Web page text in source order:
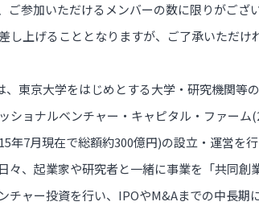
参加いただけるメンバーの数に限りがござ
上げることとなりますが、ご了承いただけ
東京大学をはじめとする大学・研究機関等
ショナルベンチャー・キャピタル・ファーム
年7月現在で総額約300億円)の設立・運営を
、起業家や研究者と一緒に事業を「共同創
チャー投資を行い、IPOやM&Aまでの中長期